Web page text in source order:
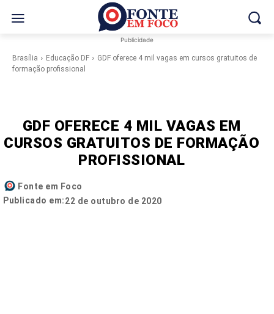
Publicidade
Brasília Educação DF
GDF oferece 4 mil vagas em cursos gratuitos de
formação profissional
GDF OFERECE 4 MIL VAGAS EM
CURSOS GRATUITOS DE FORMAÇÃO
PROFISSIONAL
Fonte em Foco
Publicado em:22 de outubro de 2020